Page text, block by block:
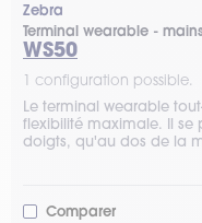
Zebra
Terminal wearable -
WS50
1 configuration possible.
Le terminal wearable
flexibilité maximale. Il se
doigts, qu'au dos de la
Comparer